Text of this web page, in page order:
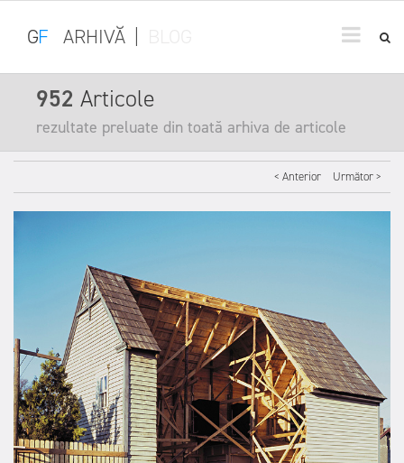
GF ARHIVĂ
952 Articole
rezultate preluate din toată arhiva de articole
< Anterior Următor >